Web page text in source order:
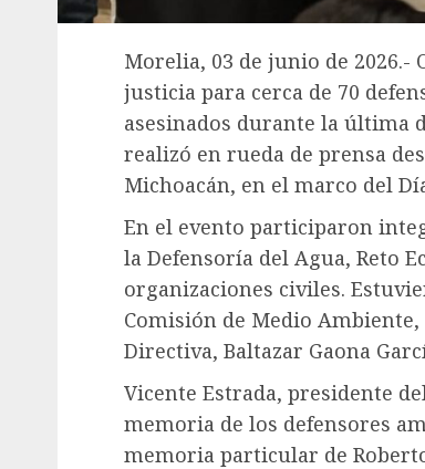
Morelia, 03 de junio de
justicia para cerca de 70
asesinados durante la última
realizó en rueda de prensa
Michoacán, en el marco del
En el evento participaron
la Defensoría del Agua, Reto
organizaciones civiles.
Comisión de Medio
Directiva, Baltazar Gaona
Vicente Estrada, presidente
memoria de los defensores
memoria particular de